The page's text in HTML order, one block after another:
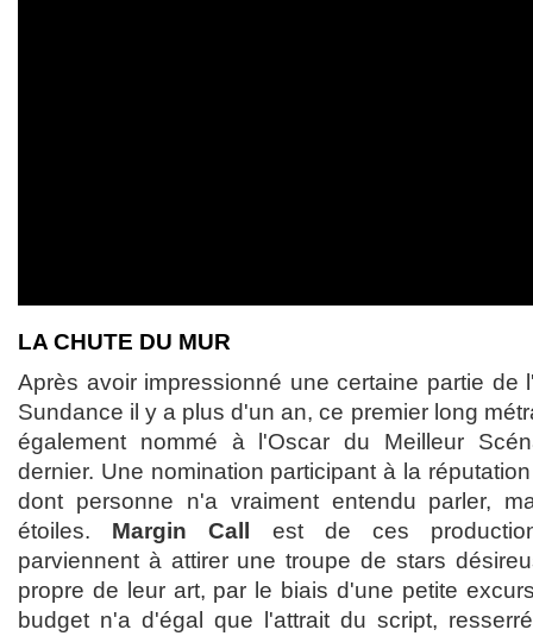
LA CHUTE DU MUR
Après avoir impressionné une certaine partie de
Sundance il y a plus d'un an, ce premier long
également nommé à l'Oscar du Meilleur
dernier. Une nomination participant à la
dont personne n'a vraiment entendu parler,
étoiles. Margin Call
est de ces
parviennent à attirer une troupe de stars
propre de leur art, par le biais d'une petite
budget n'a d'égal que l'attrait du script,